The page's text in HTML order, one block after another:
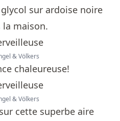
sur ardoise noire
maison.
& Völkers
chaleureuse!
& Völkers
cette superbe aire